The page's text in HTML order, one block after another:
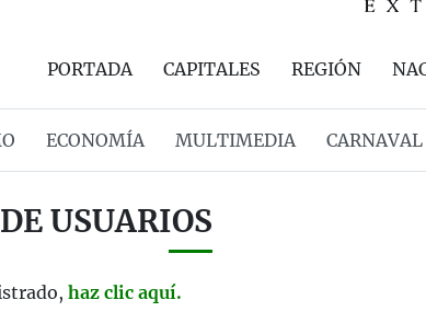
PORTADA CAPITALES REGIÓN
ECONOMÍA MULTIMEDIA CARNAVAL
USUARIOS
haz clic aquí.